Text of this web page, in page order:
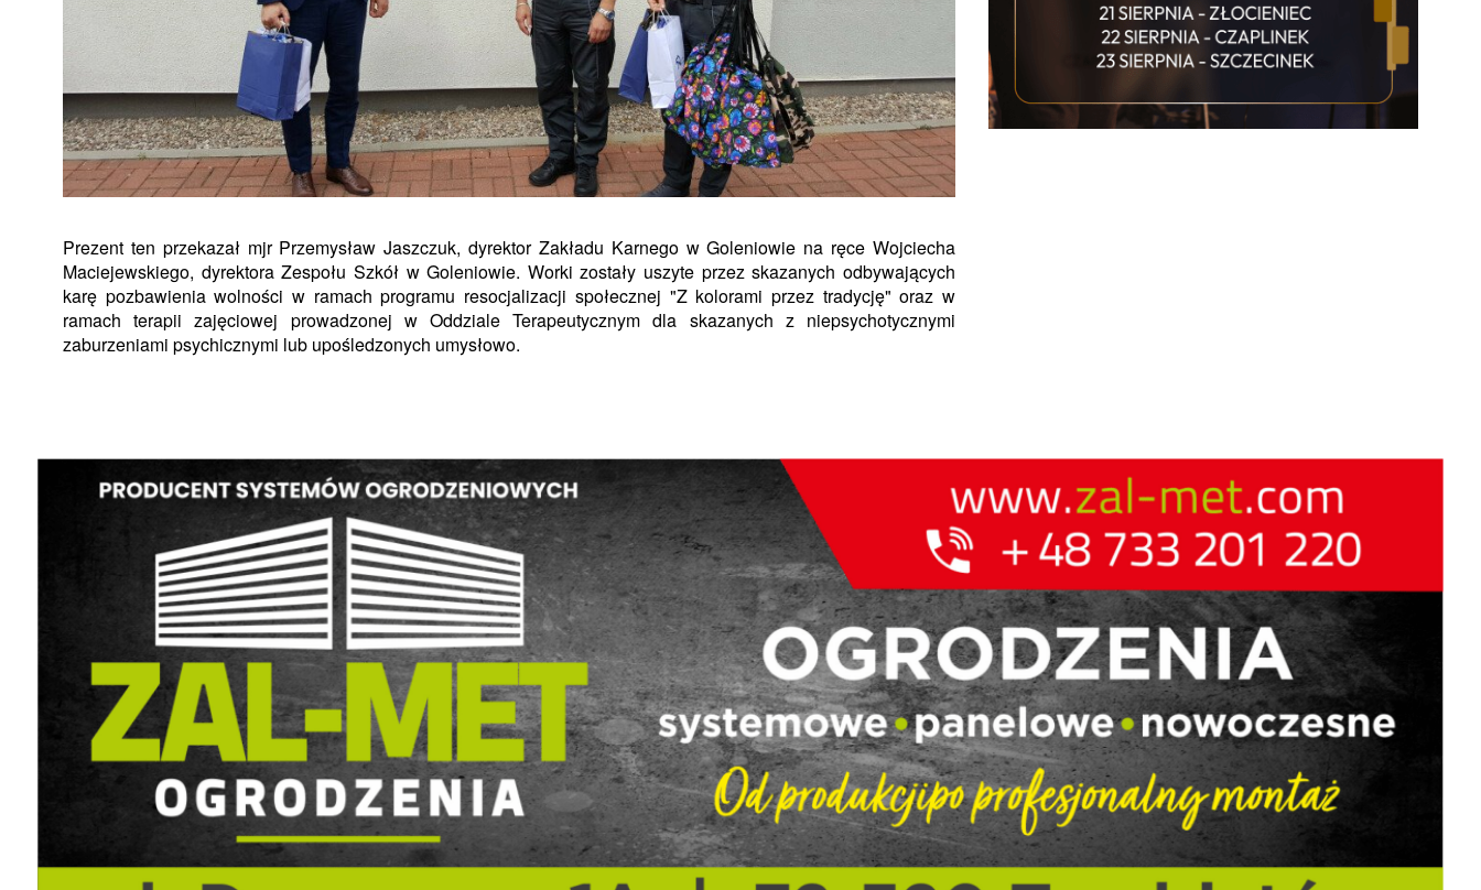
Prezent ten przekazał mjr Przemysław Jaszczuk, dyrektor Zakładu Karnego w Goleniowie na ręce Wojciecha
Maciejewskiego, dyrektora Zespołu Szkół w Goleniowie. Worki zostały uszyte przez skazanych odbywających
karę pozbawienia wolności w ramach programu resocjalizacji społecznej "Z kolorami przez tradycję" oraz w
ramach terapii zajęciowej prowadzonej w Oddziale Terapeutycznym dla skazanych z niepsychotycznymi
zaburzeniami psychicznymi lub upośledzonych umysłowo.